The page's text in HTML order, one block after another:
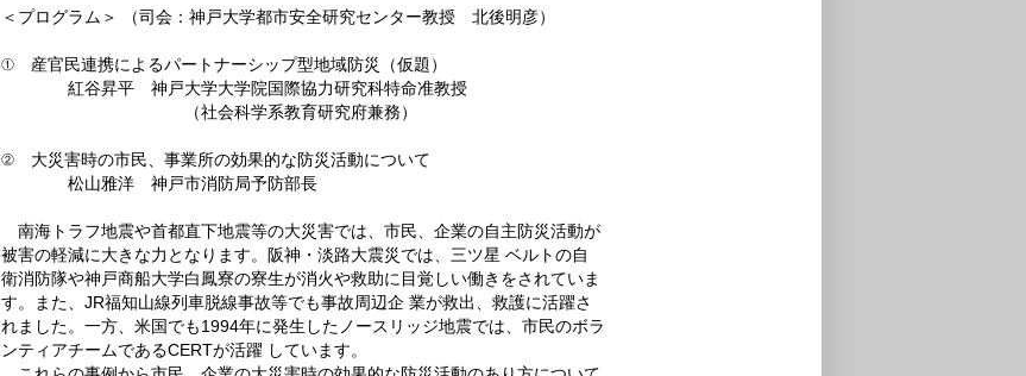
＜プログラム＞ （司会：神戸大学都市安全研究センター教授 北後明彦）
① 産官民連携によるパートナーシップ型地域防災（仮題）
紅谷昇平 神戸大学大学院国際協力研究科特命准教授
（社会科学系教育研究府兼務）
② 大災害時の市民、事業所の効果的な防災活動について
松山雅洋 神戸市消防局予防部長
南海トラフ地震や首都直下地震等の大災害では、市民、企業の自主防災活動が
被害の軽減に大きな力となります。阪神・淡路大震災では、三ツ星 ベルトの自
衛消防隊や神戸商船大学白鳳寮の寮生が消火や救助に目覚しい働きをされていま
す。また、JR福知山線列車脱線事故等でも事故周辺企 業が救出、救護に活躍さ
れました。一方、米国でも1994年に発生したノースリッジ地震では、市民のボラ
ンティアチームであるCERTが活躍 しています。